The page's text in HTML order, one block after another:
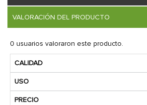
VALORACIÓN DEL PRODUCTO
0 usuarios valoraron este producto.
CALIDAD
USO
PRECIO